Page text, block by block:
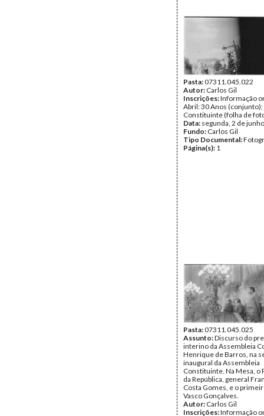
Pasta:07311.045.022
Autor: Carlos Gil
Inscrições:Informação
Abril: 30 Anos
Constituinte (folha de
Data: segunda, 2 de
Fundo: Carlos Gil
Tipo Documental:
Página(s): 1
Pasta:07311.045.025
Assunto:Discurso do
interino da Assembleia
Henrique de Barros, na
inaugural da Assembleia
Constituinte. Na Mesa, o
da República, general
Costa Gomes, e o
Vasco Gonçalves.
Autor: Carlos Gil
Inscrições:Informação